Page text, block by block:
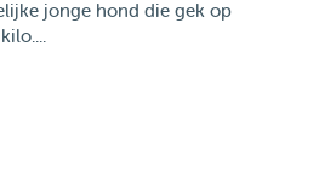
jonge hond die gek op